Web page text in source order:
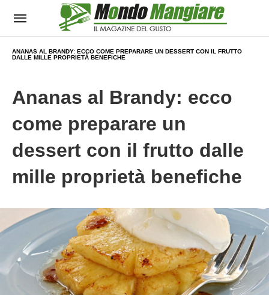
ANANAS AL BRANDY: ECCO COME PREPARARE UN DESSERT CON IL FRUTTO
DALLE MILLE PROPRIETÀ BENEFICHE
Ananas al Brandy: ecco
come preparare un
dessert con il frutto dalle
mille proprietà benefiche